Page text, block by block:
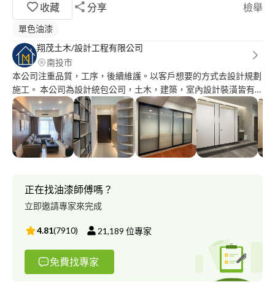
收藏
分享 檢舉
單色油漆
翔茂土木/設計工程有限公司
南投市
本公司注重品質，工序，後續維護。以客戶想要的方式去設計規劃
施工。 本公司為設計統包公司，土木，建築，室內設計裝潢皆有
承包。 所有施作工程皆保固一年。(拆除工程除外) 房屋裝潢是人生
中重要的開銷之一。要達到理想的裝潢結果，找到一位適合您、了
解您需求的室內設計師非常重要。
正在找油漆師傅嗎？
立即邀請專家來完成
4.81(7910) 21,189 位專家
免費找專家